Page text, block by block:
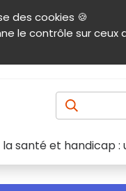
des cookies 🍪
le contrôle sur ceux
Menu principal
la santé et handicap :